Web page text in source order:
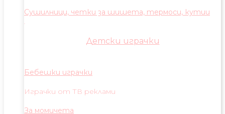
Сушилници, четки за шишета, термоси, кутии
Детски играчки
Бебешки играчки
Играчки от ТВ реклами
За момичета